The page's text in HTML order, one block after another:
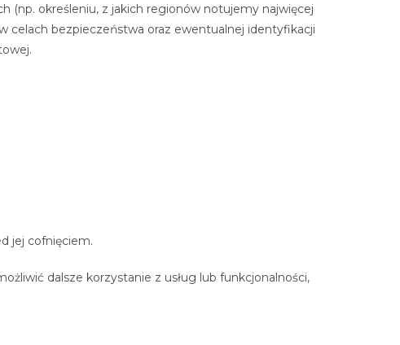
(np. określeniu, z jakich regionów notujemy najwięcej
celach bezpieczeństwa oraz ewentualnej identyfikacji
jej cofnięciem.
dalsze korzystanie z usług lub funkcjonalności,